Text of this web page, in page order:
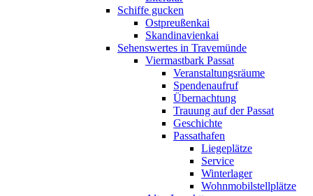
Schiffe gucken
Ostpreußenkai
Skandinavienkai
Sehenswertes in Travemünde
Viermastbark Passat
Veranstaltungsräume
Spendenaufruf
Übernachtung
Trauung auf der Passat
Geschichte
Passathafen
Liegeplätze
Service
Winterlager
Wohnmobilstellplätze